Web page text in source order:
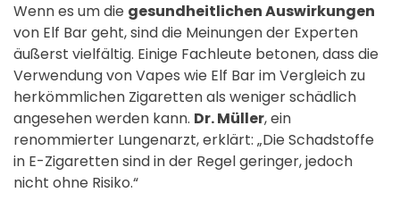
Wenn es um die gesundheitlichen Auswirkungen
von Elf Bar geht, sind die Meinungen der Experten
äußerst vielfältig. Einige Fachleute betonen, dass die
Verwendung von Vapes wie Elf Bar im Vergleich zu
herkömmlichen Zigaretten als weniger schädlich
angesehen werden kann. Dr. Müller, ein
renommierter Lungenarzt, erklärt: „Die Schadstoffe
in E-Zigaretten sind in der Regel geringer, jedoch
nicht ohne Risiko.“